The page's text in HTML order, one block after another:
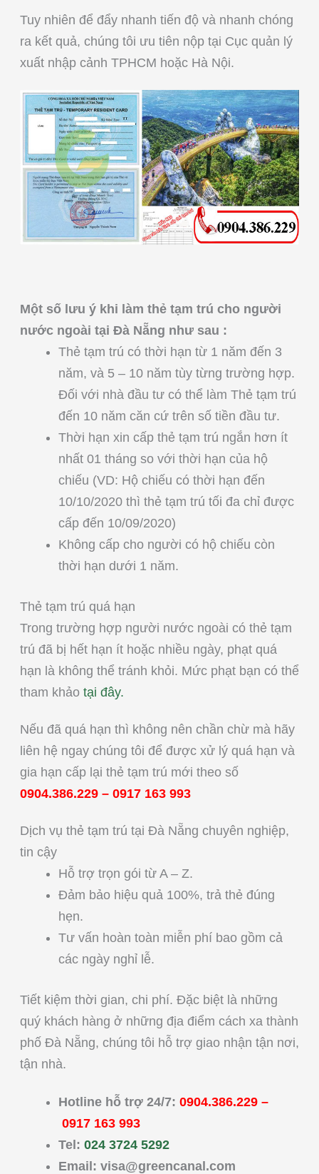
Tuy nhiên để đẩy nhanh tiến độ và nhanh chóng
ra kết quả, chúng tôi ưu tiên nộp tại Cục quản lý
xuất nhập cảnh TPHCM hoặc Hà Nội.
Một số lưu ý khi làm thẻ tạm trú cho người
nước ngoài tại Đà Nẵng như sau :
Thẻ tạm trú có thời hạn từ 1 năm đến 3
năm, và 5 – 10 năm tùy từng trường hợp.
Đối với nhà đầu tư có thể làm Thẻ tạm trú
đến 10 năm căn cứ trên số tiền đầu tư.
Thời hạn xin cấp thẻ tạm trú ngắn hơn ít
nhất 01 tháng so với thời hạn của hộ
chiếu (VD: Hộ chiếu có thời hạn đến
10/10/2020 thì thẻ tạm trú tối đa chỉ được
cấp đến 10/09/2020)
Không cấp cho người có hộ chiếu còn
thời hạn dưới 1 năm.
Thẻ tạm trú quá hạn
Trong trường hợp người nước ngoài có thẻ tạm
trú đã bị hết hạn ít hoặc nhiều ngày, phạt quá
hạn là không thể tránh khỏi. Mức phạt bạn có thể
tham khảo tại đây.
Nếu đã quá hạn thì không nên chần chừ mà hãy
liên hệ ngay chúng tôi để được xử lý quá hạn và
gia hạn cấp lại thẻ tạm trú mới theo số
0904.386.229 – 0917 163 993
Dịch vụ thẻ tạm trú tại Đà Nẵng chuyên nghiệp,
tin cậy
Hỗ trợ trọn gói từ A – Z.
Đảm bảo hiệu quả 100%, trả thẻ đúng
hẹn.
Tư vấn hoàn toàn miễn phí bao gồm cả
các ngày nghỉ lễ.
Tiết kiệm thời gian, chi phí. Đặc biệt là những
quý khách hàng ở những địa điểm cách xa thành
phố Đà Nẵng, chúng tôi hỗ trợ giao nhận tận nơi,
tận nhà.
Hotline hỗ trợ 24/7: 0904.386.229 –
0917 163 993
Tel: 024 3724 5292
Email: visa@greencanal.com